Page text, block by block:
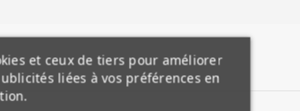
et ceux de tiers pour améliorer
liées à vos préférences en